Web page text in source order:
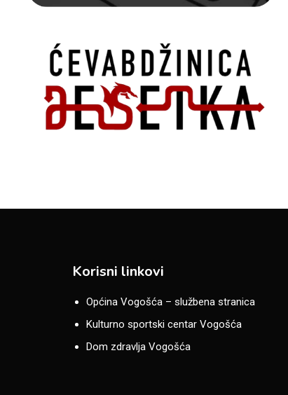
Korisni linkovi
Općina Vogošća – službena stranica
Kulturno sportski centar Vogošća
Dom zdravlja Vogošća